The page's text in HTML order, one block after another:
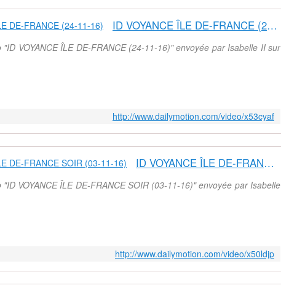
ID VOYANCE ÎLE DE-FRANCE (24-11-16)
VOYANCE ÎLE DE-FRANCE (24-11-16)" envoyée par Isabelle II sur
http://www.dailymotion.com/video/x53cyaf
ID VOYANCE ÎLE DE-FRANCE SOIR (03-11-16)
VOYANCE ÎLE DE-FRANCE SOIR (03-11-16)" envoyée par Isabelle
http://www.dailymotion.com/video/x50ldjp